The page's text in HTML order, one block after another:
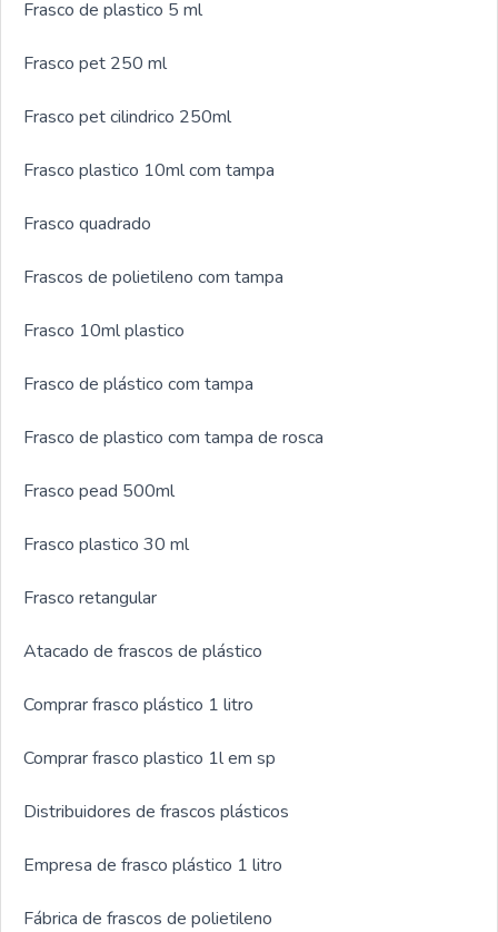
Frasco de plastico 5 ml
Frasco pet 250 ml
Frasco pet cilindrico 250ml
Frasco plastico 10ml com tampa
Frasco quadrado
Frascos de polietileno com tampa
Frasco 10ml plastico
Frasco de plástico com tampa
Frasco de plastico com tampa de rosca
Frasco pead 500ml
Frasco plastico 30 ml
Frasco retangular
Atacado de frascos de plástico
Comprar frasco plástico 1 litro
Comprar frasco plastico 1l em sp
Distribuidores de frascos plásticos
Empresa de frasco plástico 1 litro
Fábrica de frascos de polietileno